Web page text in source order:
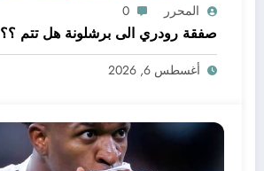
المحرر 0
صفقة رودري الى برشلونة هل تتم ؟؟
أغسطس 6, 2026